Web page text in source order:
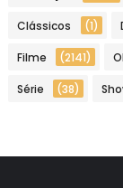
Clássicos (1)
Filme (2141)
Série (38)